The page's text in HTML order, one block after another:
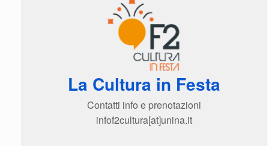
La Cultura in Festa
Contatti info e prenotazioni
infof2cultura[at]unina.it